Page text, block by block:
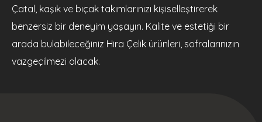
Çatal, kaşık ve bıçak takımlarınızı kişiselleştirerek
benzersiz bir deneyim yaşayın. Kalite ve estetiği bir
arada bulabileceğiniz Hira Çelik ürünleri, sofralarınızın
vazgeçilmezi olacak.